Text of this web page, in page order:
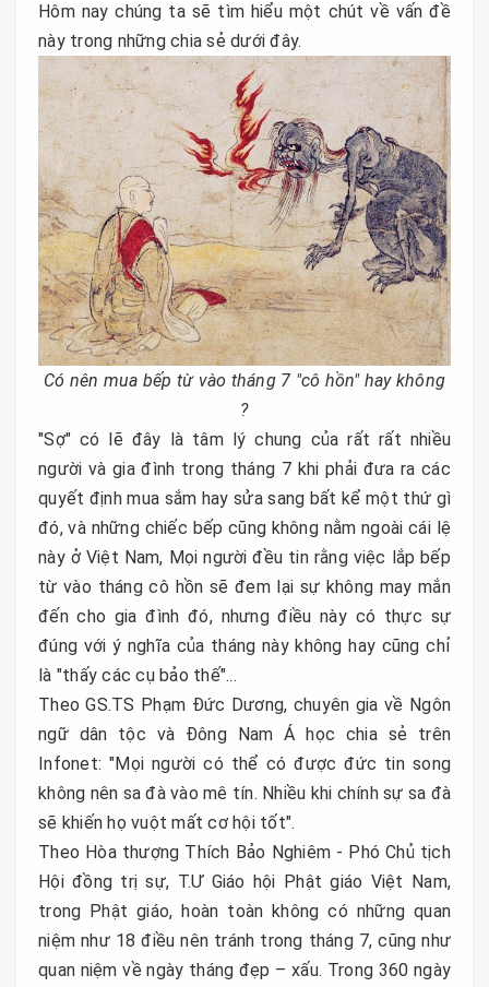
Hôm nay chúng ta sẽ tìm hiểu một chút về vấn đề
này trong những chia sẻ dưới đây.
Có nên mua bếp từ vào tháng 7 "cô hồn" hay không
?
"Sợ" có lẽ đây là tâm lý chung của rất rất nhiều
người và gia đình trong tháng 7 khi phải đưa ra các
quyết định mua sắm hay sửa sang bất kể một thứ gì
đó, và những chiếc bếp cũng không nằm ngoài cái lệ
này ở Việt Nam, Mọi người đều tin rằng việc lắp bếp
từ vào tháng cô hồn sẽ đem lại sự không may mắn
đến cho gia đình đó, nhưng điều này có thực sự
đúng với ý nghĩa của tháng này không hay cũng chỉ
là "thấy các cụ bảo thế"...
Theo GS.TS Phạm Đức Dương, chuyên gia về Ngôn
ngữ dân tộc và Đông Nam Á học chia sẻ trên
Infonet: "Mọi người có thể có được đức tin song
không nên sa đà vào mê tín. Nhiều khi chính sự sa đà
sẽ khiến họ vuột mất cơ hội tốt".
Theo Hòa thượng Thích Bảo Nghiêm - Phó Chủ tịch
Hội đồng trị sự, T.Ư Giáo hội Phật giáo Việt Nam,
trong Phật giáo, hoàn toàn không có những quan
niệm như 18 điều nên tránh trong tháng 7, cũng như
quan niệm về ngày tháng đẹp – xấu. Trong 360 ngày